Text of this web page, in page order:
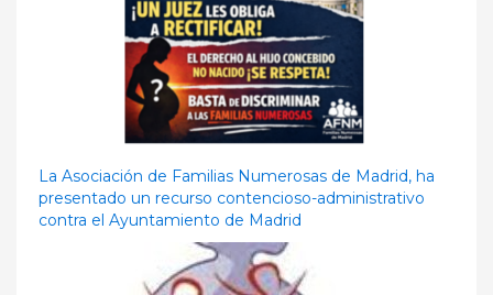
La Asociación de Familias Numerosas de Madrid, ha
presentado un recurso contencioso-administrativo
contra el Ayuntamiento de Madrid